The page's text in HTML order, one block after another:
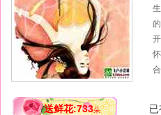
送鲜花:733朵